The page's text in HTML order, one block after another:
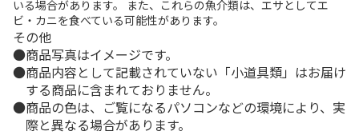
いる場合があります。 また、これらの魚介類は、エサとしてエ
ビ・カニを食べている可能性があります。
その他
商品写真はイメージです。
商品内容として記載されていない「小道具類」はお届け
する商品に含まれておりません。
商品の色は、ご覧になるパソコンなどの環境により、実
際と異なる場合があります。